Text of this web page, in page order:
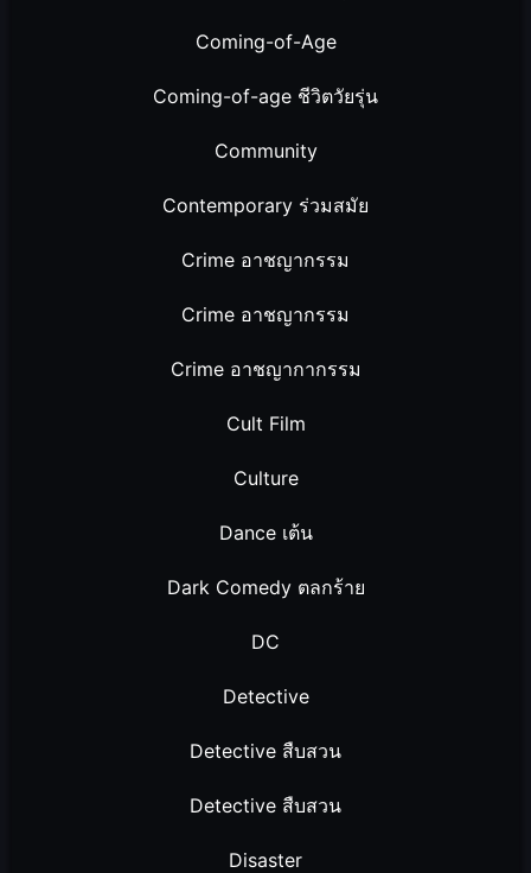
Coming-of-Age
Coming-of-age ชีวิตวัยรุ่น
Community
Contemporary ร่วมสมัย
Crime อาชญากรรม
Crime อาชญากรรม
Crime อาชญากากรรม
Cult Film
Culture
Dance เต้น
Dark Comedy ตลกร้าย
DC
Detective
Detective สืบสวน
Detective สืบสวน
Disaster